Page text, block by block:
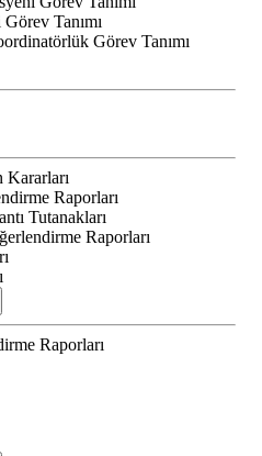
Tanımı
Görev Tanımı
Raporları
Tutanakları
Raporları
Raporları